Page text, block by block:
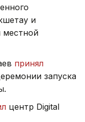
и
местной
принял
запуска
центр Digital